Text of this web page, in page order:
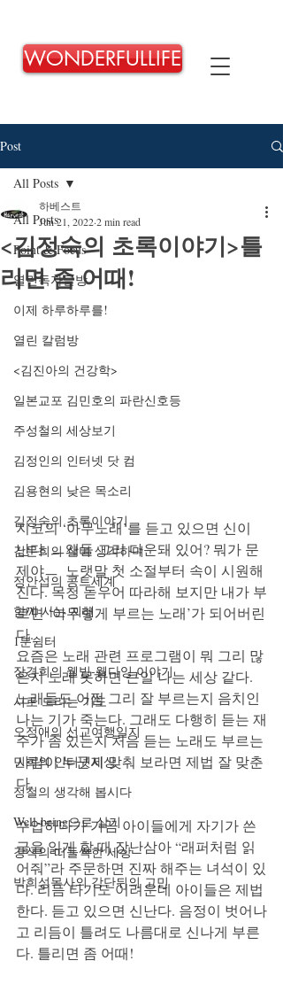
WONDERFULLIFE
Post
All Posts
Point & Focus
열린독자글방
이제 하루하루를!
열린 칼럼방
<김진아의 건강학>
일본교포 김민호의 파란신호등
주성철의 세상보기
김정인의 인터넷 닷 컴
김용현의 낮은 목소리
김정숙의 초록이야기
김문희의 살며 생각하며
정안섭의 콩트세계
함께 사는 지혜
1분쉼터
장경희의 웰빙-웰다잉 이야기
시로 드리는 기도
오정애의 선교여행일지
민희의 인터넷세상
정철의 생각해 봅시다
Well-being으로 살기
강석의 떠들썩한 세상
박희성목사의 강단뒤의 고민
All Posts
<김정숙의 초록이야기>틀
리면 좀 어때!
하베스트
Jun 21, 20222 min read
지코의 ‘아무노래’를 듣고 있으면 신이
난다. ㅡ왜들 그리 다운돼 있어? 뭐가 문
제야ㅡ  노랫말 첫 소절부터 속이 시원해
진다. 목청 돋우어 따라해 보지만 내가 부
르면 ‘아무렇게 부르는 노래’가 되어버린
다.
요즘은 노래 관련 프로그램이 뭐 그리 많
은지 노래 못하면 큰일 나는 세상 같다.
노래들도 어쩜 그리 잘 부르는지 음치인
나는 기가 죽는다. 그래도 다행히 듣는 재
주가 좀 있는지 처음 듣는 노래도 부르는
사람이 누군지 맞춰 보라면 제법 잘 맞춘
다.
수업하다가 가끔 아이들에게 자기가 쓴
글을 읽게 할 때 장난삼아 “래퍼처럼 읽
어줘”라 주문하면 진짜 해주는 녀석이 있
다. 리듬 타기도 어려운데 아이들은 제법
한다. 듣고 있으면 신난다. 음정이 벗어나
고 리듬이 틀려도 나름대로 신나게 부른
다. 틀리면 좀 어때!